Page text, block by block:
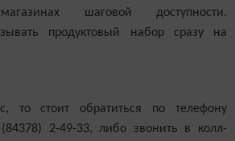
шаговой доступности.
продуктовый набор сразу на
то стоит обратиться по телефону
2-49-33, либо звонить в колл-